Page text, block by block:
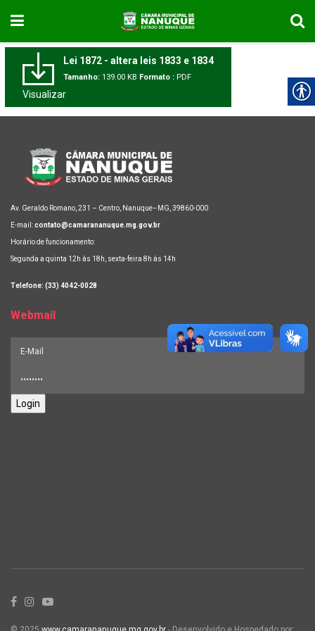
Lei 1872 - altera leis 1833 e 1834
Tamanho: 139.00 KB Formato : PDF
Visualizar
Av. Geraldo Romano, 231 – Centro, Nanuque–MG, 39860-000
E-mail:contato@camarananuque.mg.gov.br
Horário de funcionamento:
Segunda a quinta 12h às 18h, sexta-feira 8h às 14h
Telefone: (33) 4042-0028
Webmail
Login